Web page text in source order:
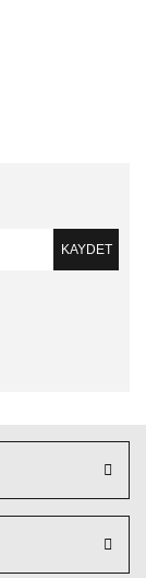
KAYDET